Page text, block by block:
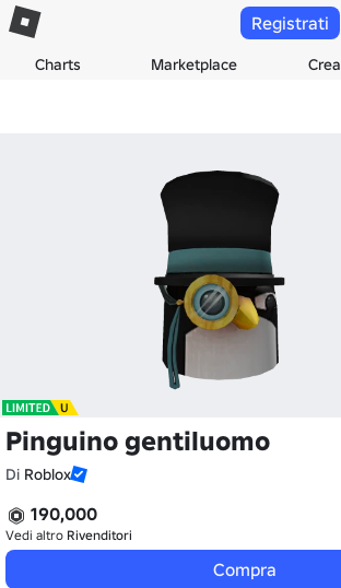
Charts Marketplace Crea
Registrati
Pinguino gentiluomo
Di Roblox
190,000
Vedi altro Rivenditori
Compra